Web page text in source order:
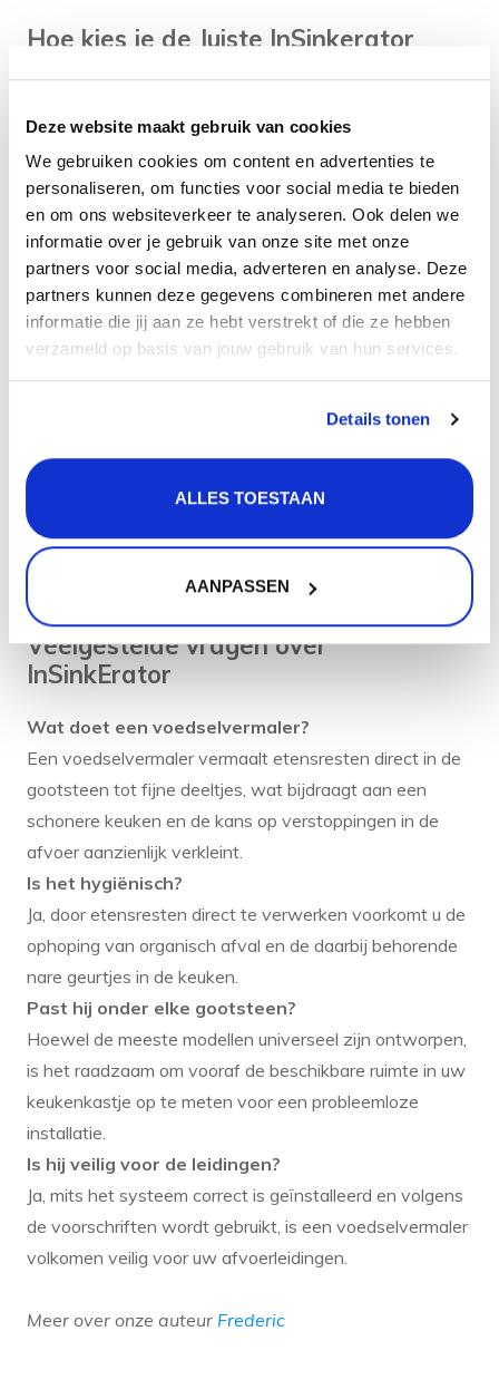
Deze website maakt gebruik van cookies
We gebruiken cookies om content en advertenties te
personaliseren, om functies voor social media te bieden
en om ons websiteverkeer te analyseren. Ook delen we
informatie over je gebruik van onze site met onze
partners voor social media, adverteren en analyse. Deze
partners kunnen deze gegevens combineren met andere
informatie die jij aan ze hebt verstrekt of die ze hebben
verzameld op basis van jouw gebruik van hun services.
Details tonen
ALLES TOESTAAN
AANPASSEN
Hoe kies je de Juiste InSinkerator
Bij het kiezen van de juiste voedselrestenvermaler voor
jouw huishouden is het essentieel om goed voorbereid
te zijn.
Ten eerste is het belangrijk om de capaciteit en het
vermogen van verschillende modellen met elkaar te
vergelijken. Hoeveel voedselresten genereert jouw
huishouden gemiddeld? Voor kleinere gezinnen kan een
model met een lagere capaciteit voldoende zijn, terwijl
Daarnaast speelt ook het geluidsniveau een rol;
sommige modellen zijn stiller dan andere, wat prettig
kan zijn in drukke huishoudens.
Klik hier voor alle InSinkErator
voedselrestenvermalers
Veelgestelde vragen over
InSinkErator
Wat doet een voedselvermaler?
Een voedselvermaler vermaalt etensresten direct in de
gootsteen tot fijne deeltjes, wat bijdraagt aan een
schonere keuken en de kans op verstoppingen in de
afvoer aanzienlijk verkleint.
Is het hygiënisch?
Ja, door etensresten direct te verwerken voorkomt u de
ophoping van organisch afval en de daarbij behorende
nare geurtjes in de keuken.
Past hij onder elke gootsteen?
Hoewel de meeste modellen universeel zijn ontworpen,
is het raadzaam om vooraf de beschikbare ruimte in uw
keukenkastje op te meten voor een probleemloze
installatie.
Is hij veilig voor de leidingen?
Ja, mits het systeem correct is geïnstalleerd en volgens
de voorschriften wordt gebruikt, is een voedselvermaler
volkomen veilig voor uw afvoerleidingen.
Meer over onze auteur Frederic